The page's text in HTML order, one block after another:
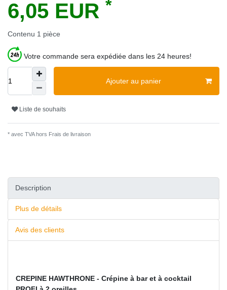
6,05 EUR *
Contenu 1 pièce
Votre commande sera expédiée dans les 24 heures!
Ajouter au panier
Liste de souhaits
* avec TVA hors Frais de livraison
Description
Plus de détails
Avis des clients
CREPINE HAWTHRONE - Crépine à bar et à cocktail